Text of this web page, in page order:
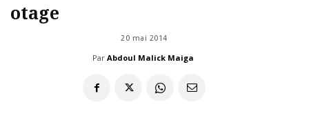
otage
20 mai 2014
Par Abdoul Malick Maiga